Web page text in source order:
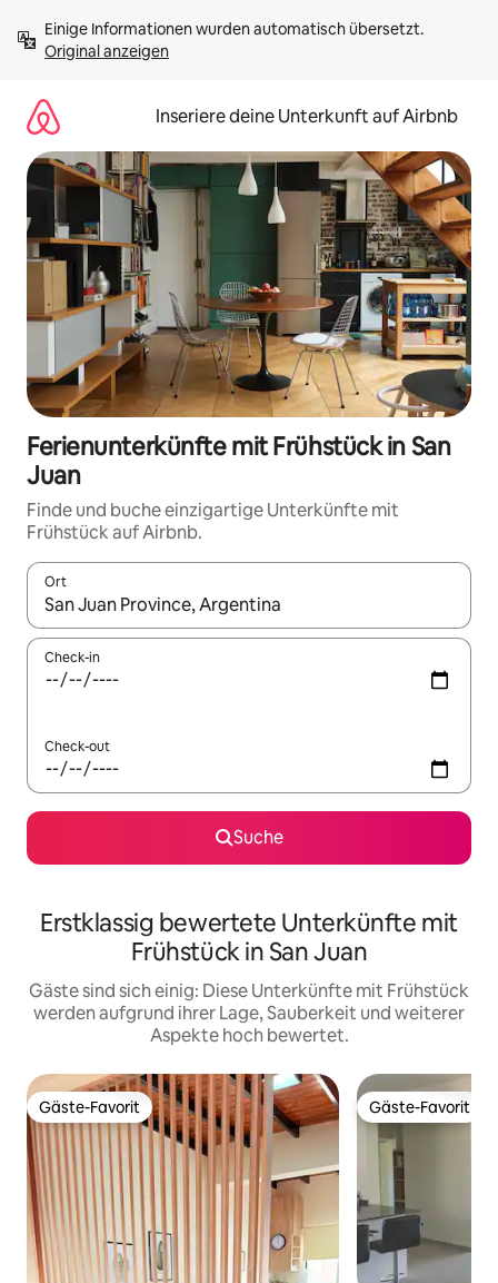
Inhalten
springenOriginal anzeigen
Inseriere deine Unterkunft auf Airbnb
Ferienunterkünfte mit Frühstück in San
Juan
Finde und buche einzigartige Unterkünfte mit
Frühstück auf Airbnb.
Ort
Wenn Ergebnisse verfügbar sind, navigiere mit den
Check-in
Check-out
Suche
Erstklassig bewertete Unterkünfte mit
Frühstück in San Juan
Gäste sind sich einig: Diese Unterkünfte mit Frühstück
werden aufgrund ihrer Lage, Sauberkeit und weiterer
Aspekte hoch bewertet.
Gäste-Favorit
Gäste-Favorit Gäste-Favorit
Gäste-Favorit